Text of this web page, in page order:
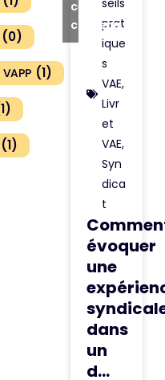
(0)
VAPP (1)
1)
(1)
ce
contenu
prat
ique
s
VAE,
Livr
et
VAE,
Syn
dica
t
évoquer
une
dans
un
d...